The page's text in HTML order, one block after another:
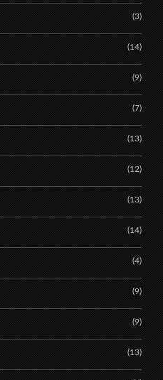
(3)
(14)
(9)
(7)
(13)
(12)
(13)
(14)
(4)
(9)
(9)
(13)